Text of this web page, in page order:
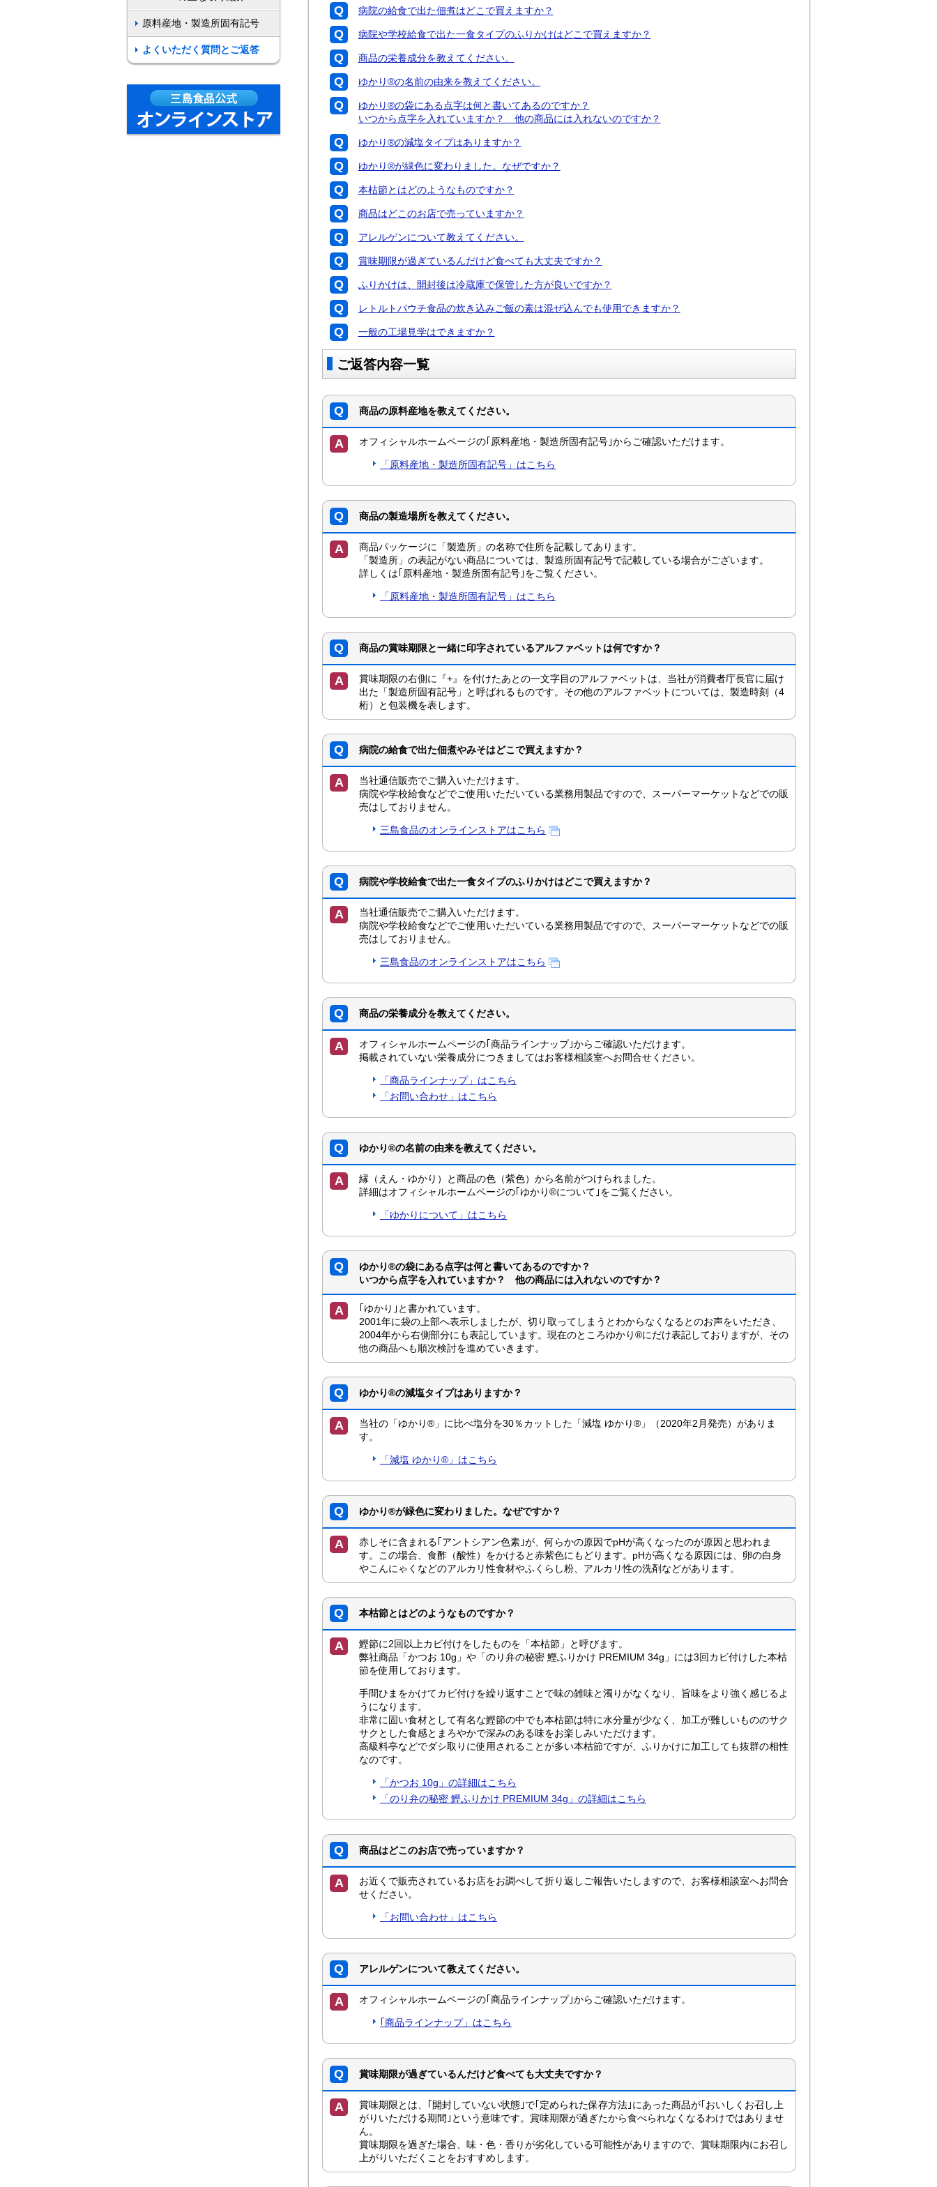
原料産地・製造所固有記号
よくいただく質問とご返答
病院の給食で出た佃煮はどこで買えますか？
病院や学校給食で出た一食タイプのふりかけはどこで買えますか？
商品の栄養成分を教えてください。
ゆかり®の名前の由来を教えてください。
ゆかり®の袋にある点字は何と書いてあるのですか？
いつから点字を入れていますか？ 他の商品には入れないのですか？
ゆかり®の減塩タイプはありますか？
ゆかり®が緑色に変わりました。なぜですか？
本枯節とはどのようなものですか？
商品はどこのお店で売っていますか？
アレルゲンについて教えてください。
賞味期限が過ぎているんだけど食べても大丈夫ですか？
ふりかけは、開封後は冷蔵庫で保管した方が良いですか？
レトルトパウチ食品の炊き込みご飯の素は混ぜ込んでも使用できますか？
一般の工場見学はできますか？
ご返答内容一覧
商品の原料産地を教えてください。
オフィシャルホームページの｢原料産地・製造所固有記号｣からご確認いただけます。
「原料産地・製造所固有記号」はこちら
商品の製造場所を教えてください。
商品パッケージに「製造所」の名称で住所を記載してあります。
「製造所」の表記がない商品については、製造所固有記号で記載している場合がございます。
詳しくは｢原料産地・製造所固有記号｣をご覧ください。
「原料産地・製造所固有記号」はこちら
商品の賞味期限と一緒に印字されているアルファベットは何ですか？
賞味期限の右側に『+』を付けたあとの一文字目のアルファベットは、当社が消費者庁長官に届け
出た「製造所固有記号」と呼ばれるものです。その他のアルファベットについては、製造時刻（4
桁）と包装機を表します。
病院の給食で出た佃煮やみそはどこで買えますか？
当社通信販売でご購入いただけます。
病院や学校給食などでご使用いただいている業務用製品ですので、スーパーマーケットなどでの販
売はしておりません。
三島食品のオンラインストアはこちら
病院や学校給食で出た一食タイプのふりかけはどこで買えますか？
当社通信販売でご購入いただけます。
病院や学校給食などでご使用いただいている業務用製品ですので、スーパーマーケットなどでの販
売はしておりません。
三島食品のオンラインストアはこちら
商品の栄養成分を教えてください。
オフィシャルホームページの｢商品ラインナップ｣からご確認いただけます。
掲載されていない栄養成分につきましてはお客様相談室へお問合せください。
「商品ラインナップ」はこちら
「お問い合わせ」はこちら
ゆかり®の名前の由来を教えてください。
縁（えん・ゆかり）と商品の色（紫色）から名前がつけられました。
詳細はオフィシャルホームページの｢ゆかり®について｣をご覧ください。
「ゆかりについて」はこちら
ゆかり®の袋にある点字は何と書いてあるのですか？
いつから点字を入れていますか？ 他の商品には入れないのですか？
｢ゆかり｣と書かれています。
2001年に袋の上部へ表示しましたが、切り取ってしまうとわからなくなるとのお声をいただき、
2004年から右側部分にも表記しています。現在のところゆかり®にだけ表記しておりますが、その
他の商品へも順次検討を進めていきます。
ゆかり®の減塩タイプはありますか？
当社の「ゆかり®」に比べ塩分を30％カットした「減塩 ゆかり®」（2020年2月発売）がありま
す。
「減塩 ゆかり®」はこちら
ゆかり®が緑色に変わりました。なぜですか？
赤しそに含まれる｢アントシアン色素｣が、何らかの原因でpHが高くなったのが原因と思われま
す。この場合、食酢（酸性）をかけると赤紫色にもどります。pHが高くなる原因には、卵の白身
やこんにゃくなどのアルカリ性食材やふくらし粉、アルカリ性の洗剤などがあります。
本枯節とはどのようなものですか？
鰹節に2回以上カビ付けをしたものを「本枯節」と呼びます。
弊社商品「かつお 10g」や「のり弁の秘密 鰹ふりかけ PREMIUM 34g」には3回カビ付けした本枯
節を使用しております。
手間ひまをかけてカビ付けを繰り返すことで味の雑味と濁りがなくなり、旨味をより強く感じるよ
うになります。
非常に固い食材として有名な鰹節の中でも本枯節は特に水分量が少なく、加工が難しいもののサク
サクとした食感とまろやかで深みのある味をお楽しみいただけます。
高級料亭などでダシ取りに使用されることが多い本枯節ですが、ふりかけに加工しても抜群の相性
なのです。
「かつお 10g」の詳細はこちら
「のり弁の秘密 鰹ふりかけ PREMIUM 34g」の詳細はこちら
商品はどこのお店で売っていますか？
お近くで販売されているお店をお調べして折り返しご報告いたしますので、お客様相談室へお問合
せください。
「お問い合わせ」はこちら
アレルゲンについて教えてください。
オフィシャルホームページの｢商品ラインナップ｣からご確認いただけます。
｢商品ラインナップ」はこちら
賞味期限が過ぎているんだけど食べても大丈夫ですか？
賞味期限とは、｢開封していない状態｣で｢定められた保存方法｣にあった商品が｢おいしくお召し上
がりいただける期間｣という意味です。賞味期限が過ぎたから食べられなくなるわけではありませ
ん。
賞味期限を過ぎた場合、味・色・香りが劣化している可能性がありますので、賞味期限内にお召し
上がりいただくことをおすすめします。